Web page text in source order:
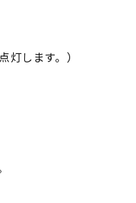
します。）